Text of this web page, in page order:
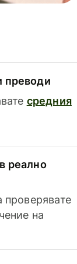
преводи
средния
реално
проверявате
на